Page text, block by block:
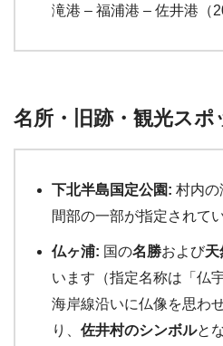
滝港 – 福浦港 – 佐井港（
名所・旧跡・観光スポ
下北半島国定公園: 村内の
間部の一部が指定されて
仏ヶ浦: 国の名勝および天
います（指定名称は「仏
海岸線沿いに仏像を思わ
り、 佐井村のシンボルと